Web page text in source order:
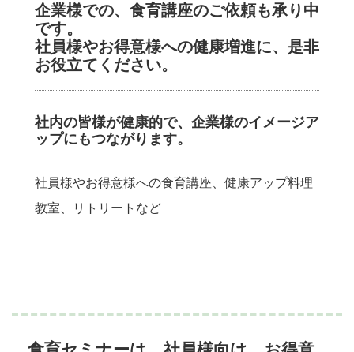
企業様での、食育講座のご依頼も承り中
です。
社員様やお得意様への健康増進に、是非
お役立てください。
社内の皆様が健康的で、企業様のイメージア
ップにもつながります。
社員様やお得意様への食育講座、健康アップ料理
教室、リトリートなど